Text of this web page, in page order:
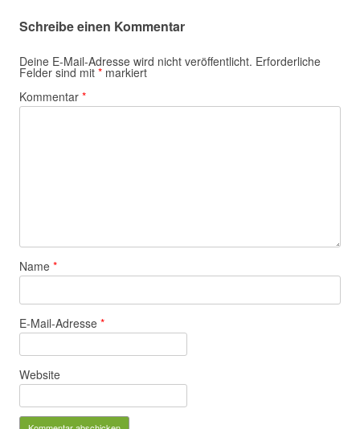
Schreibe einen Kommentar
Deine E-Mail-Adresse wird nicht veröffentlicht. Erforderliche
Felder sind mit * markiert
Kommentar *
Name *
E-Mail-Adresse *
Website